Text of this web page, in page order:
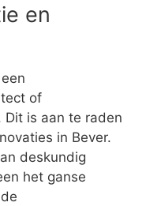
en
of
is aan te raden
in Bever.
deskundig
het ganse